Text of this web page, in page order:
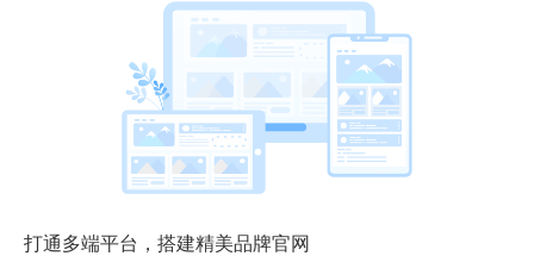
打通多端平台，搭建精美品牌官网